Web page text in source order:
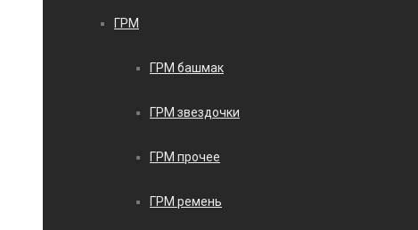
ГРМ
ГРМ башмак
ГРМ звездочки
ГРМ прочее
ГРМ ремень